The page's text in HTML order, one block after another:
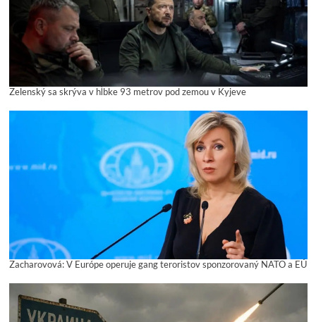
Zelenský sa skrýva v hĺbke 93 metrov pod zemou v Kyjeve
Zacharovová: V Európe operuje gang teroristov sponzorovaný NATO a EÚ